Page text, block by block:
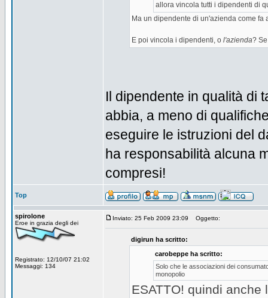
allora vincola tutti i dipendenti di
Ma un dipendente di un'azienda come fa
E poi vincola i dipendenti, o l'azienda?
Il dipendente in qualità di
abbia, a meno di
eseguire le istruzioni del
ha responsabilità alcuna
compresi!
Top
spirolone
Eroe in grazia degli dei
Registrato: 12/10/07 21:02
Messaggi: 134
Inviato: 25 Feb 2009 23:09 Oggetto:
digirun ha scritto:
carobeppe ha scritto:
Solo che le associazioni dei
monopolio
ESATTO! quindi